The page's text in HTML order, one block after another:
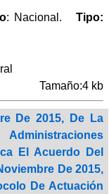
: Nacional.Tipo:
Tamaño:4 kb
De 2015, De La
El Acuerdo Del
De 2015,
De Actuación